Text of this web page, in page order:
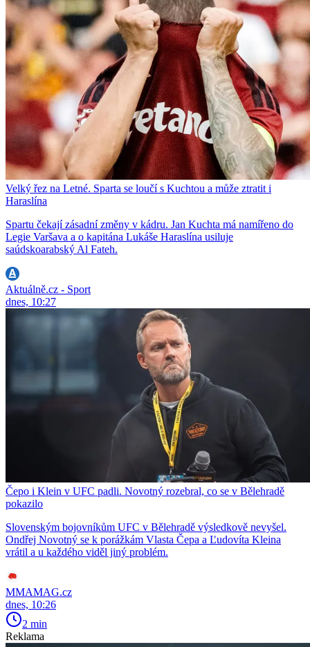
Velký řez na Letné. Sparta se loučí s Kuchtou a může ztratit i
Haraslína
Spartu čekají zásadní změny v kádru. Jan Kuchta má namířeno do
Legie Varšava a o kapitána Lukáše Haraslína usiluje
saúdskoarabský Al Fateh.
Aktuálně.cz - Sport
dnes, 10:27
Čepo i Klein v UFC padli. Novotný rozebral, co se v Bělehradě
pokazilo
Slovenským bojovníkům UFC v Bělehradě výsledkově nevyšel.
Ondřej Novotný se k porážkám Vlasta Čepa a Ľudovíta Kleina
vrátil a u každého viděl jiný problém.
MMAMAG.cz
dnes, 10:26
2 min
Reklama